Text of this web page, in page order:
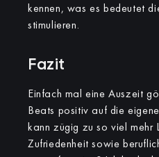
kennen, was es bedeutet
stimulieren.
Fazit
Einfach mal eine Auszeit
Beats positiv auf die
kann zügig zu so viel mehr
Zufriedenheit sowie